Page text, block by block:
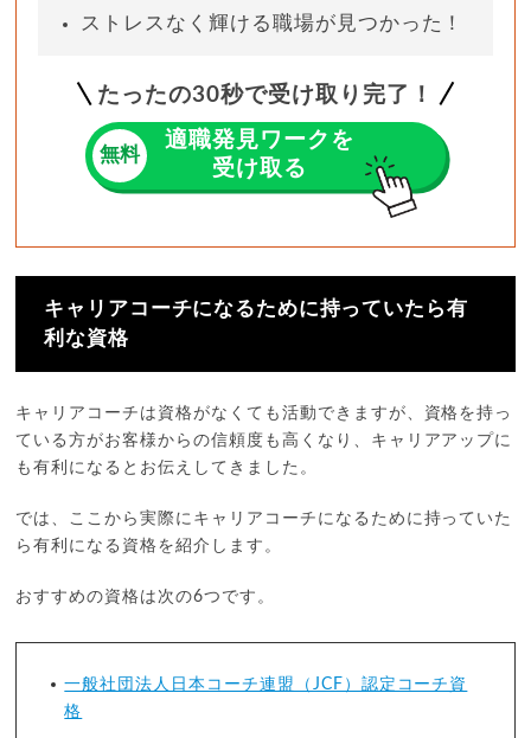
ストレスなく輝ける職場が見つかった！
たったの30秒で受け取り完了！
無料
適職発見ワークを
受け取る
キャリアコーチになるために持っていたら有
利な資格
キャリアコーチは資格がなくても活動できますが、資格を持っ
ている方がお客様からの信頼度も高くなり、キャリアアップに
も有利になるとお伝えしてきました。
では、ここから実際にキャリアコーチになるために持っていた
ら有利になる資格を紹介します。
おすすめの資格は次の6つです。
一般社団法人日本コーチ連盟（JCF）認定コーチ資
格